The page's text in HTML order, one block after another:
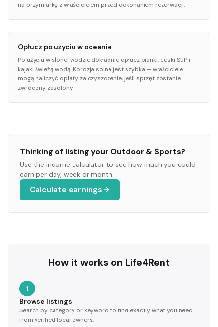
na przymiarkę z właścicielem przed dokonaniem rezerwacji.
Opłucz po użyciu w oceanie
Po użyciu w słonej wodzie dokładnie opłucz pianki, deski SUP i
kajaki świeżą wodą. Korozja solna jest szybka — właściciele
mogą naliczyć opłaty za czyszczenie, jeśli sprzęt zostanie
zwrócony zasolony.
Thinking of listing your Outdoor & Sports?
Use the income calculator to see how much you could
earn per day, week or month.
Calculate earnings
How it works on Life4Rent
1
Browse listings
Search by category or keyword to find exactly what you need
from verified local owners.